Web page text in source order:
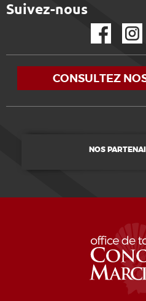
Suivez-nous
CONSULTEZ
NOS